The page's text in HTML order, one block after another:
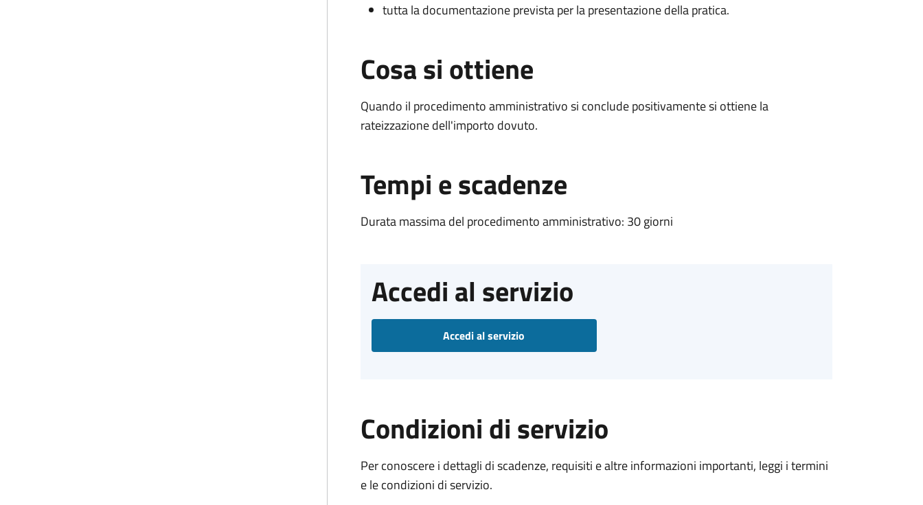
tutta la documentazione prevista per la presentazione della pratica.
Cosa si ottiene
Quando il procedimento amministrativo si conclude positivamente si ottiene la
rateizzazione dell'importo dovuto.
Tempi e scadenze
Durata massima del procedimento amministrativo: 30 giorni
Accedi al servizio
Accedi al servizio
Condizioni di servizio
Per conoscere i dettagli di scadenze, requisiti e altre informazioni importanti, leggi i termini
e le condizioni di servizio.